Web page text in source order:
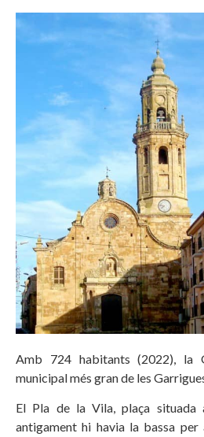
Amb 724 habitants (2022), la
municipal més gran de les
El Pla de la Vila, plaça
antigament hi havia la bassa